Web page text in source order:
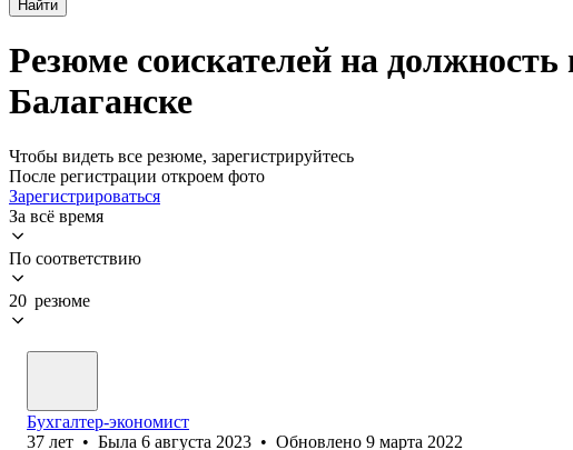
Найти
Резюме соискателей на
Балаганске
Чтобы видеть все резюме, зарегистрируйтесь
После регистрации откроем фото
Зарегистрироваться
За всё время
По соответствию
20 резюме
Бухгалтер-экономист
37 лет • Была 6 августа 2023 • Обновлено 9 марта 2022